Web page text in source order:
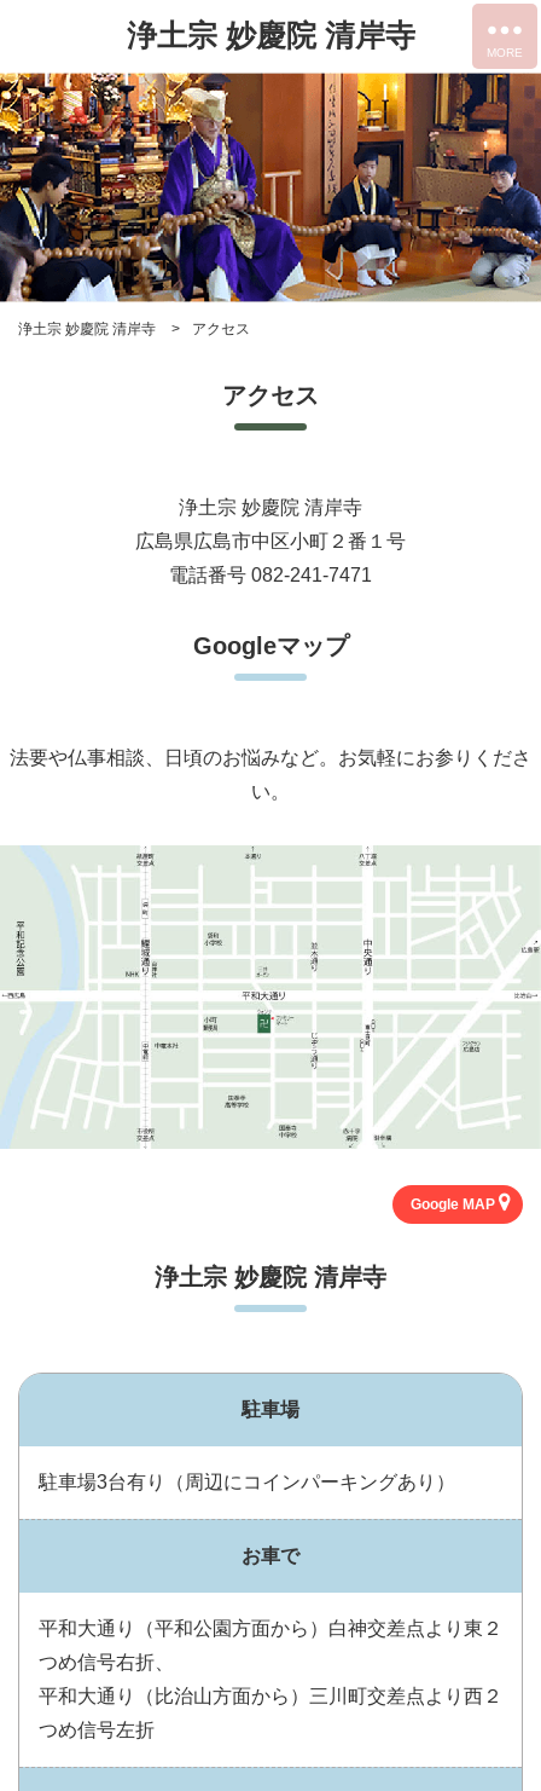
浄土宗 妙慶院 清岸寺
浄土宗 妙慶院 清岸寺 アクセス
アクセス
浄土宗 妙慶院 清岸寺
広島県広島市中区小町２番１号
電話番号 082-241-7471
Googleマップ
法要や仏事相談、日頃のお悩みなど。お気軽にお参りくださ
い。
Google MAP
浄土宗 妙慶院 清岸寺
駐車場
駐車場3台有り（周辺にコインパーキングあり）
お車で
平和大通り（平和公園方面から）白神交差点より東２
つめ信号右折、
平和大通り（比治山方面から）三川町交差点より西２
つめ信号左折